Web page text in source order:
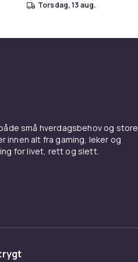
torsdag, 13 aug.
små hverdagsbehov og store
innen alt fra gaming, leker og
for livet, rett og slett.